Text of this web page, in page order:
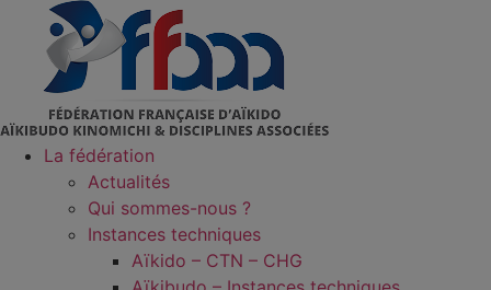
contenu
La fédération
Actualités
Qui sommes-nous ?
Instances techniques
Aïkido – CTN – CHG